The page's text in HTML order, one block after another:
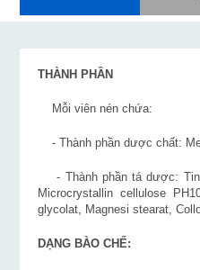
THÀNH PHẦN
Mỗi viên nén chứa:
- Thành phần dược chất:
- Thành phần tá dược:
Microcrystallin cellulose
glycolat, Magnesi stearat,
DẠNG BÀO CHẾ: